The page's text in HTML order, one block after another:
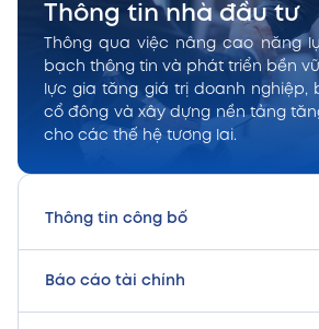
Thông tin nhà đầu tư
Thông qua việc nâng cao năng
bạch thông tin và phát triển bền
lực gia tăng giá trị doanh nghiệp,
cổ đông và xây dựng nền tảng
cho các thế hệ tương lai.
Thông tin công bố
Báo cáo tài chính